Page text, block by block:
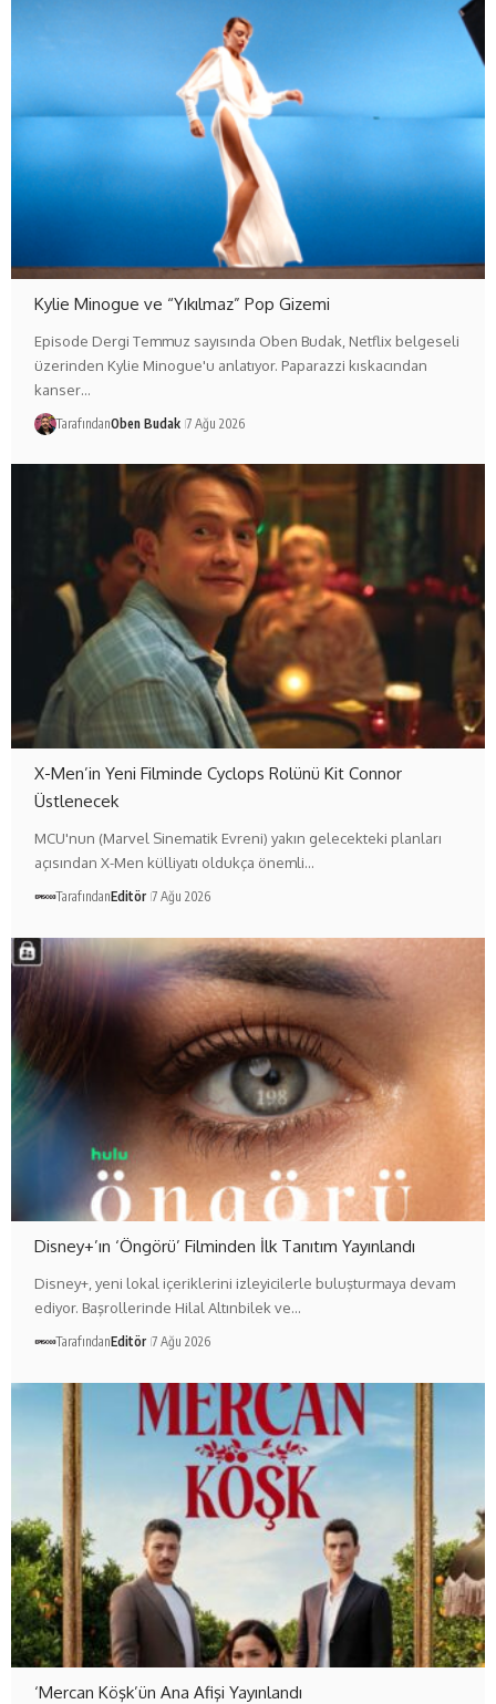
Kylie Minogue ve “Yıkılmaz” Pop Gizemi
Episode Dergi Temmuz sayısında Oben Budak, Netflix belgeseli
üzerinden Kylie Minogue'u anlatıyor. Paparazzi kıskacından
kanser…
TarafındanOben Budak 7 Ağu 2026
X-Men’in Yeni Filminde Cyclops Rolünü Kit Connor
Üstlenecek
MCU'nun (Marvel Sinematik Evreni) yakın gelecekteki planları
açısından X-Men külliyatı oldukça önemli…
TarafındanEditör 7 Ağu 2026
Disney+’ın ‘Öngörü’ Filminden İlk Tanıtım Yayınlandı
Disney+, yeni lokal içeriklerini izleyicilerle buluşturmaya devam
ediyor. Başrollerinde Hilal Altınbilek ve…
TarafındanEditör 7 Ağu 2026
‘Mercan Köşk’ün Ana Afişi Yayınlandı